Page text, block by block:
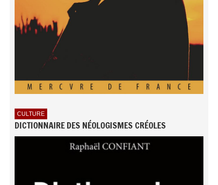
CULTURE
DICTIONNAIRE DES NÉOLOGISMES CRÉOLES